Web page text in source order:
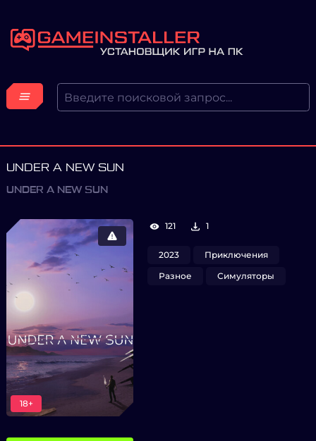
UNDER A NEW SUN
UNDER A NEW SUN
18+
121 1
2023
Приключения
Разное
Симуляторы